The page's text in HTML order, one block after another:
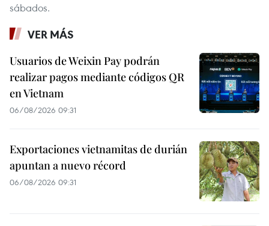
sábados.
VER MÁS
Usuarios de Weixin Pay podrán
realizar pagos mediante códigos QR
en Vietnam
06/08/2026 09:31
Exportaciones vietnamitas de durián
apuntan a nuevo récord
06/08/2026 09:31